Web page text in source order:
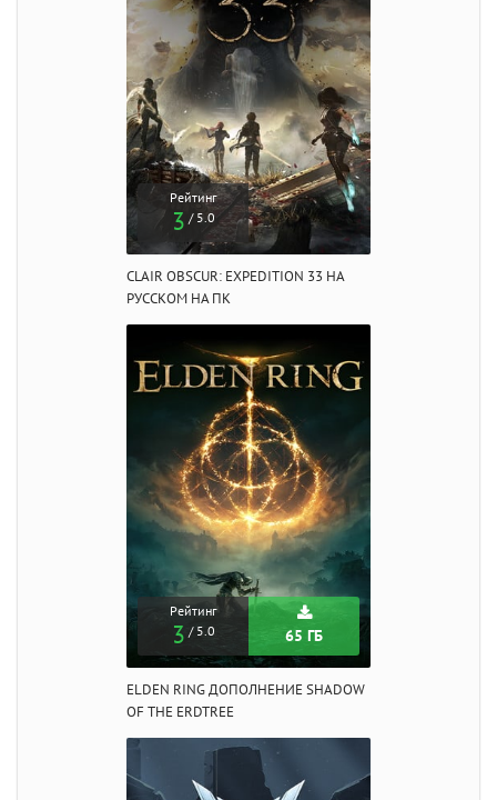
Рейтинг
3 / 5.0
CLAIR OBSCUR: EXPEDITION 33 НА
РУССКОМ НА ПК
Рейтинг
3 / 5.0 65 ГБ
ELDEN RING ДОПОЛНЕНИЕ SHADOW
OF THE ERDTREE